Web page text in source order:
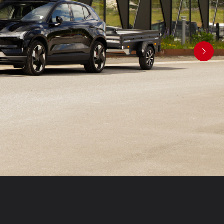
Produktguide Elbil
Premium och X-Line båttrailers
Reservdelar
Trafikskolan
/
till